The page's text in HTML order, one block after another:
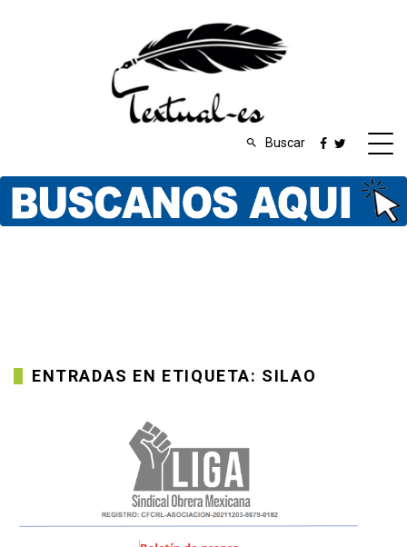
Buscar
ENTRADAS EN ETIQUETA: SILAO